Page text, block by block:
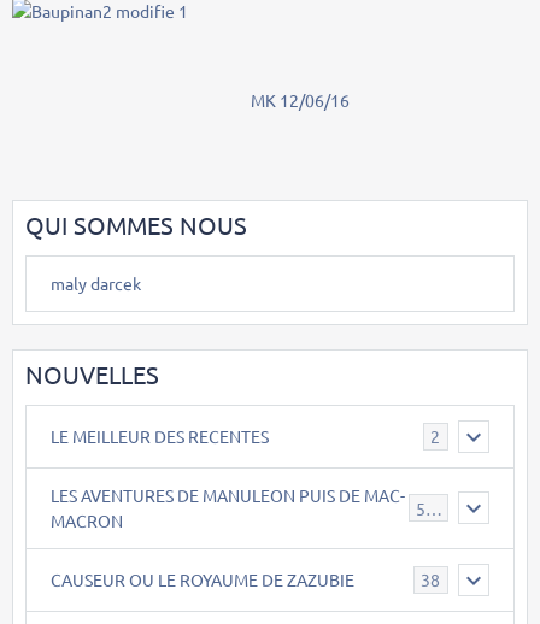
MK 12/06/16
QUI SOMMES NOUS
maly darcek
NOUVELLES
LE MEILLEUR DES RECENTES 2
LES AVENTURES DE MANULEON PUIS DE MAC-
MACRON
543
CAUSEUR OU LE ROYAUME DE ZAZUBIE 38